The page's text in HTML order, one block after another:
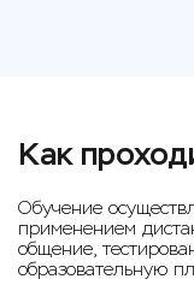
Как
Обучение
применением
общение,
образовательную